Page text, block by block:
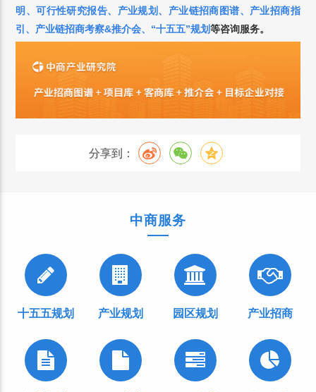
明 、可行性研究报告、 产业规划 、 产业链招商图谱、 产业招商指
引 、 产业链招商考察&推介会、 “十五五”规划等咨询服务。
分享到：
中商服务
十五五规划 产业规划 园区规划 产业招商